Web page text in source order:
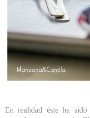
En realidad éste ha